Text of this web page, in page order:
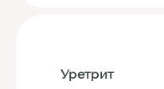
Уретрит